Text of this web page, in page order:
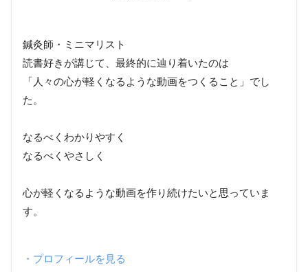
鍼灸師・ミニマリスト
読書好きが講じて、最終的に辿り着いたのは
「人々の心が軽くなるような動画をつくること」でし
た。
なるべくわかりやすく
なるべくやさしく
心が軽くなるような動画を作り続けたいと思っていま
す。
・プロフィールを見る